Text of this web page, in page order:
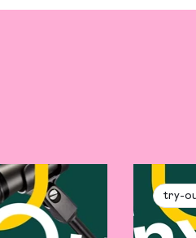
try-